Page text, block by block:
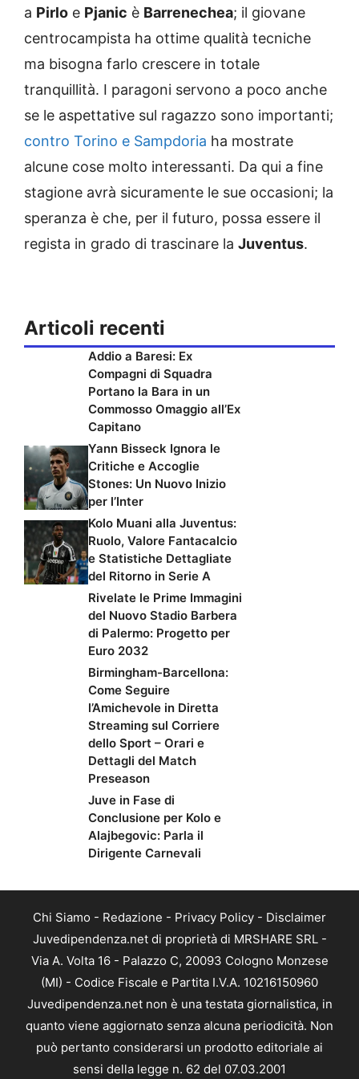
a Pirlo e Pjanic è Barrenechea; il giovane
centrocampista ha ottime qualità tecniche
ma bisogna farlo crescere in totale
tranquillità. I paragoni servono a poco anche
se le aspettative sul ragazzo sono importanti;
contro Torino e Sampdoria ha mostrate
alcune cose molto interessanti. Da qui a fine
stagione avrà sicuramente le sue occasioni; la
speranza è che, per il futuro, possa essere il
regista in grado di trascinare la Juventus.
Articoli recenti
Addio a Baresi: Ex
Compagni di Squadra
Portano la Bara in un
Commosso Omaggio all’Ex
Capitano
Yann Bisseck Ignora le
Critiche e Accoglie
Stones: Un Nuovo Inizio
per l’Inter
Kolo Muani alla Juventus:
Ruolo, Valore Fantacalcio
e Statistiche Dettagliate
del Ritorno in Serie A
Rivelate le Prime Immagini
del Nuovo Stadio Barbera
di Palermo: Progetto per
Euro 2032
Birmingham-Barcellona:
Come Seguire
l’Amichevole in Diretta
Streaming sul Corriere
dello Sport – Orari e
Dettagli del Match
Preseason
Juve in Fase di
Conclusione per Kolo e
Alajbegovic: Parla il
Dirigente Carnevali
Chi Siamo - Redazione - Privacy Policy - Disclaimer
Juvedipendenza.net di proprietà di MRSHARE SRL -
Via A. Volta 16 - Palazzo C, 20093 Cologno Monzese
(MI) - Codice Fiscale e Partita I.V.A. 10216150960
Juvedipendenza.net non è una testata giornalistica, in
quanto viene aggiornato senza alcuna periodicità. Non
può pertanto considerarsi un prodotto editoriale ai
sensi della legge n. 62 del 07.03.2001